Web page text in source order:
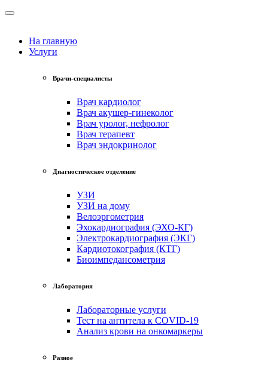
На главную
Услуги
Врачи-специалисты
Врач кардиолог
Врач акушер-гинеколог
Врач уролог, нефролог
Врач терапевт
Врач эндокринолог
Диагностическое отделение
УЗИ
УЗИ на дому
Велоэргометрия
Эхокардиография (ЭХО-КГ)
Электрокардиография (ЭКГ)
Кардиотокография (КТГ)
Биоимпедансометрия
Лаборатория
Лабораторные услуги
Тест на антитела к COVID-19
Анализ крови на онкомаркеры
Разное